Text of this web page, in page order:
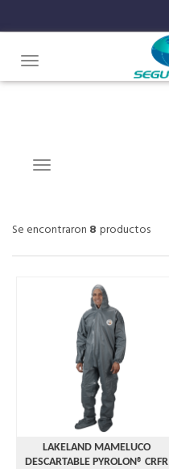
Toggle navigation
Navigation ein-/ausblenden
Se encontraron 8 productos
LAKELAND MAMELUCO
DESCARTABLE PYROLON® CRFR